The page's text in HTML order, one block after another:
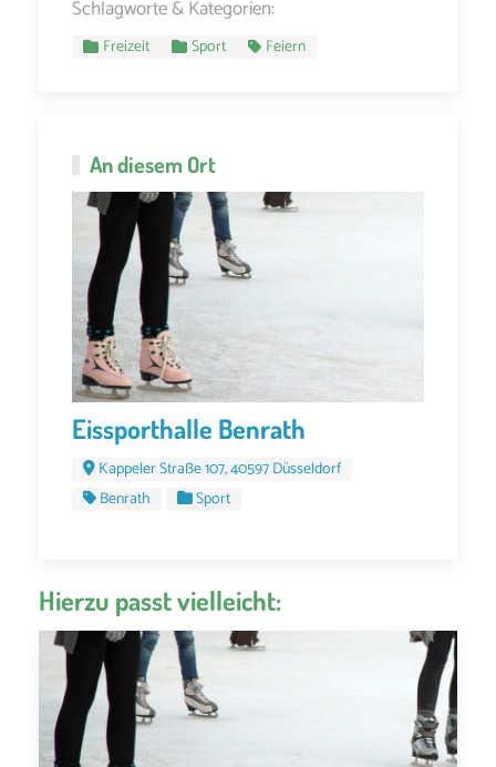
Schlagworte & Kategorien:
Freizeit Sport Feiern
An diesem Ort
Eissporthalle Benrath
Kappeler Straße 107, 40597 Düsseldorf
Benrath
Sport
Hierzu passt vielleicht: